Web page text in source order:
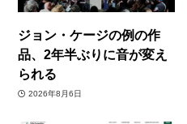
ジョン・ケージの例の作
品、2年半ぶりに音が変え
られる
2026年8月6日